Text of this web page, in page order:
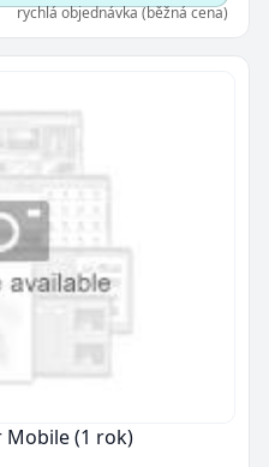
rychlá objednávka (běžná cena)
(1 rok)